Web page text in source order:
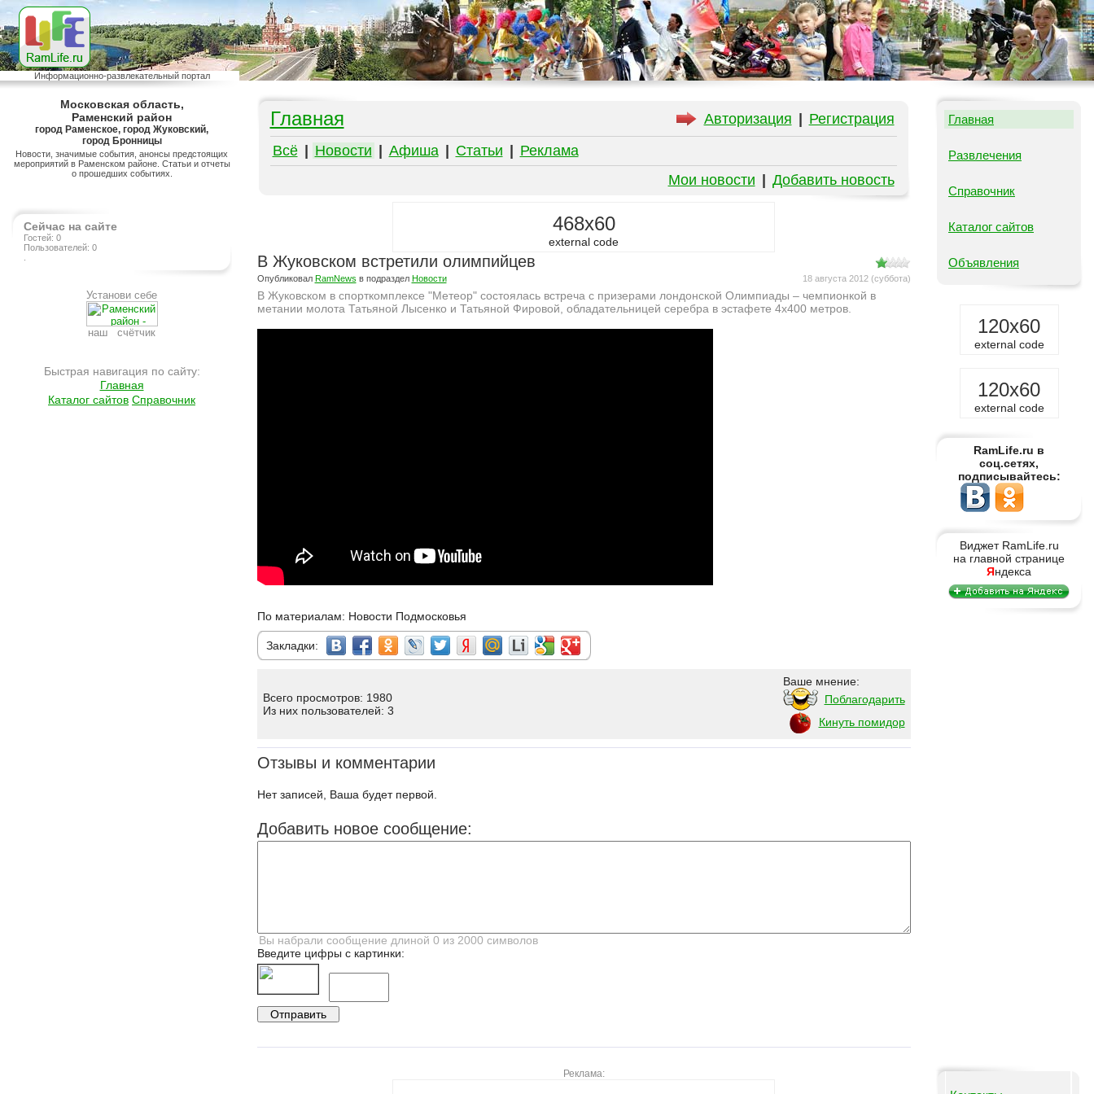
Информационно-развлекательный портал
Московская область,
Раменский район
город Раменское, город Жуковский,
город Бронницы
Новости, значимые события, анонсы предстоящих
мероприятий в Раменском районе. Статьи и отчеты
о прошедших событиях.
Сейчас на сайте
Гостей: 0
Пользователей: 0
Установи себе
наш счётчик
Быстрая навигация по сайту:
Главная
Каталог сайтов Справочник
Авторизация Регистрация
Главная
Всё Новости Афиша Статьи
Реклама
Мои новости
Добавить новость
468x60
external code
В Жуковском встретили олимпийцев
18 августа 2012 (суббота)
Опубликовал RamNews в подраздел Новости
В Жуковском в спорткомплексе "Метеор" состоялась встреча с призерами лондонской Олимпиады – чемпионкой в
метании молота Татьяной Лысенко и Татьяной Фировой, обладательницей серебра в эстафете 4х400 метров.
По материалам: Новости Подмосковья
Закладки:
Всего просмотров: 1980
Из них пользователей: 3
Ваше мнение:
Поблагодарить
Кинуть помидор
Отзывы и комментарии
Нет записей, Ваша будет первой.
Добавить новое сообщение:
Введите цифры с картинки:
Главная
Развлечения
Справочник
Каталог сайтов
Объявления
120x60
external code
120x60
external code
RamLife.ru в
соц.сетях,
подписывайтесь:
Виджет RamLife.ru
на главной странице
Яндекса
Реклама: